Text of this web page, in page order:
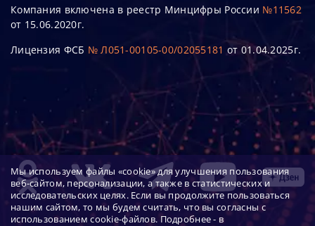
Мы используем файлы «cookie» для улучшения пользования
веб-сайтом, персонализации, а также в статистических и
исследовательских целях. Если вы продолжите пользоваться
нашим сайтом, то мы будем считать, что вы согласны с
использованием cookie-файлов. Подробнее - в
Компания включена в реестр Минцифры России №11562
от 15.06.2020г.
Лицензия ФСБ № Л051-00105-00/02055181 от 01.04.2025г.